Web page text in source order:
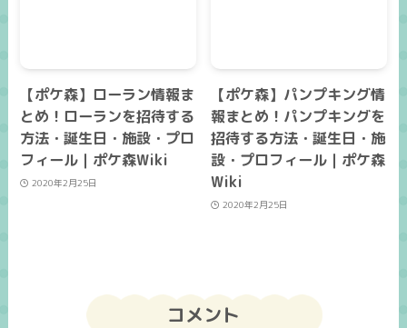
【ポケ森】ローラン情報ま
とめ！ローランを招待する
方法・誕生日・施設・プロ
フィール｜ポケ森Wiki
2020年2月25日
【ポケ森】パンプキング情
報まとめ！パンプキングを
招待する方法・誕生日・施
設・プロフィール｜ポケ森
Wiki
2020年2月25日
コメント